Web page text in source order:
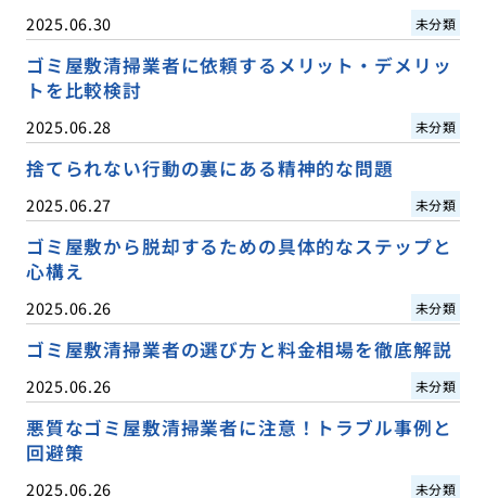
2025.06.30 未分類
ゴミ屋敷清掃業者に依頼するメリット・デメリッ
トを比較検討
2025.06.28 未分類
捨てられない行動の裏にある精神的な問題
2025.06.27 未分類
ゴミ屋敷から脱却するための具体的なステップと
心構え
2025.06.26 未分類
ゴミ屋敷清掃業者の選び方と料金相場を徹底解説
2025.06.26 未分類
悪質なゴミ屋敷清掃業者に注意！トラブル事例と
回避策
2025.06.26 未分類